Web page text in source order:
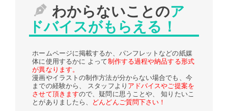
わからないことのア
ドバイスがもらえる！
ホームページに掲載するか、パンフレットなどの紙媒
体に使用するかに よって制作する過程や納品する形式
が異なります。
漫画やイラストの制作方法が分からない場合でも、今
までの経験から、 スタッフより アドバイスやご提案を
させて頂きますので、疑問に思うことや、 知りたいこ
とがありましたら、 どんどんご質問下さい！